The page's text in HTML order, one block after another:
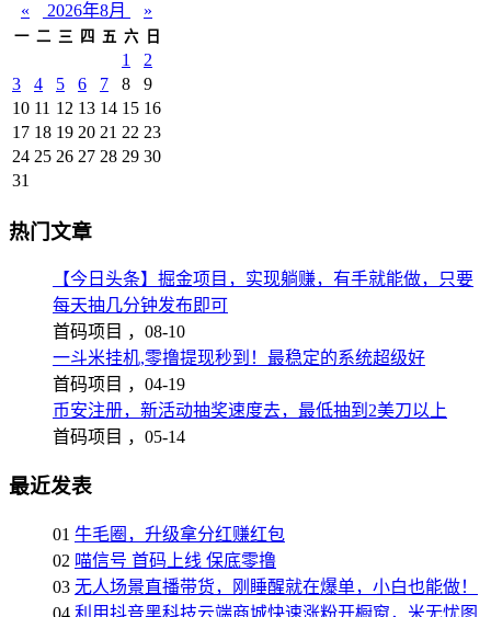
« 2026年8月 »
一 二 三 四 五 六 日
1
2
3
4 5 6 7 8
9
10 11 12 13 14 15 16
17 18 19 20 21 22 23
24 25 26 27 28 29 30
31
热门文章
【今日头条】掘金项目，实现躺赚，有手就能做，只要
每天抽几分钟发布即可
首码项目 ， 08-10
一斗米挂机,零撸提现秒到！最稳定的系统超级好
首码项目 ， 04-19
币安注册，新活动抽奖速度去，最低抽到2美刀以上
首码项目 ， 05-14
最近发表
01 牛毛圈，升级拿分红赚红包
02 喵信号 首码上线 保底零撸
03 无人场景直播带货，刚睡醒就在爆单，小白也能做！
04 利用抖音黑科技云端商城快速涨粉开橱窗，米无忧图